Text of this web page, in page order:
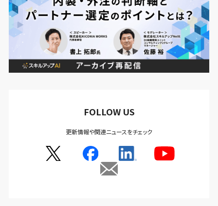
FOLLOW US
更新情報や関連ニュースをチェック